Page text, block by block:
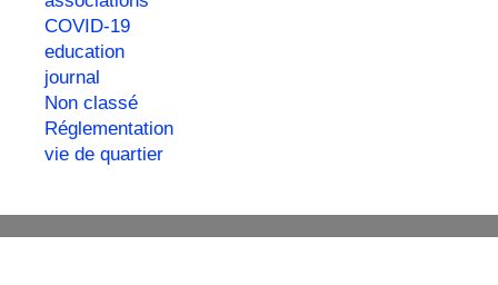
COVID-19
education
journal
Non classé
Réglementation
vie de quartier